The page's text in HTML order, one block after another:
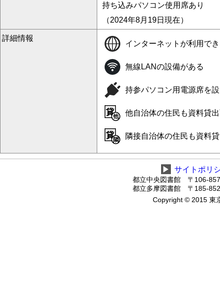
持ち込みパソコン使用席あり
（2024年8月19日現在）
詳細情報
インターネットが利用で
無線LANの設備がある
持参パソコン用電源席を
他自治体の住民も資料貸
隣接自治体の住民も資料
▶ サイトポリ
都立中央図書館 〒106-
都立多摩図書館 〒185-
Copyright © 2015 東